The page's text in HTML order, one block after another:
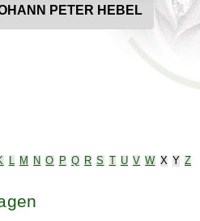
PETER HEBEL
L M N O P Q R S U V W X Y Z